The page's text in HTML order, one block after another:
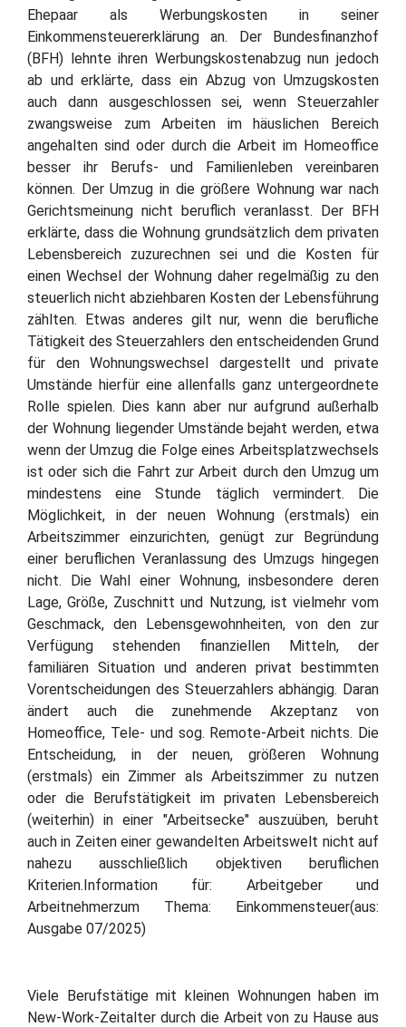
Ehepaar als Werbungskosten in seiner
Einkommensteuererklärung an. Der Bundesfinanzhof
(BFH) lehnte ihren Werbungskostenabzug nun jedoch
ab und erklärte, dass ein Abzug von Umzugskosten
auch dann ausgeschlossen sei, wenn Steuerzahler
zwangsweise zum Arbeiten im häuslichen Bereich
angehalten sind oder durch die Arbeit im Homeoffice
besser ihr Berufs- und Familienleben vereinbaren
können. Der Umzug in die größere Wohnung war nach
Gerichtsmeinung nicht beruflich veranlasst. Der BFH
erklärte, dass die Wohnung grundsätzlich dem privaten
Lebensbereich zuzurechnen sei und die Kosten für
einen Wechsel der Wohnung daher regelmäßig zu den
steuerlich nicht abziehbaren Kosten der Lebensführung
zählten. Etwas anderes gilt nur, wenn die berufliche
Tätigkeit des Steuerzahlers den entscheidenden Grund
für den Wohnungswechsel dargestellt und private
Umstände hierfür eine allenfalls ganz untergeordnete
Rolle spielen. Dies kann aber nur aufgrund außerhalb
der Wohnung liegender Umstände bejaht werden, etwa
wenn der Umzug die Folge eines Arbeitsplatzwechsels
ist oder sich die Fahrt zur Arbeit durch den Umzug um
mindestens eine Stunde täglich vermindert. Die
Möglichkeit, in der neuen Wohnung (erstmals) ein
Arbeitszimmer einzurichten, genügt zur Begründung
einer beruflichen Veranlassung des Umzugs hingegen
nicht. Die Wahl einer Wohnung, insbesondere deren
Lage, Größe, Zuschnitt und Nutzung, ist vielmehr vom
Geschmack, den Lebensgewohnheiten, von den zur
Verfügung stehenden finanziellen Mitteln, der
familiären Situation und anderen privat bestimmten
Vorentscheidungen des Steuerzahlers abhängig. Daran
ändert auch die zunehmende Akzeptanz von
Homeoffice, Tele- und sog. Remote-Arbeit nichts. Die
Entscheidung, in der neuen, größeren Wohnung
(erstmals) ein Zimmer als Arbeitszimmer zu nutzen
oder die Berufstätigkeit im privaten Lebensbereich
(weiterhin) in einer "Arbeitsecke" auszuüben, beruht
auch in Zeiten einer gewandelten Arbeitswelt nicht auf
nahezu ausschließlich objektiven beruflichen
Kriterien.Information für: Arbeitgeber und
Arbeitnehmerzum Thema: Einkommensteuer(aus:
Ausgabe 07/2025)
Viele Berufstätige mit kleinen Wohnungen haben im
New-Work-Zeitalter durch die Arbeit von zu Hause aus